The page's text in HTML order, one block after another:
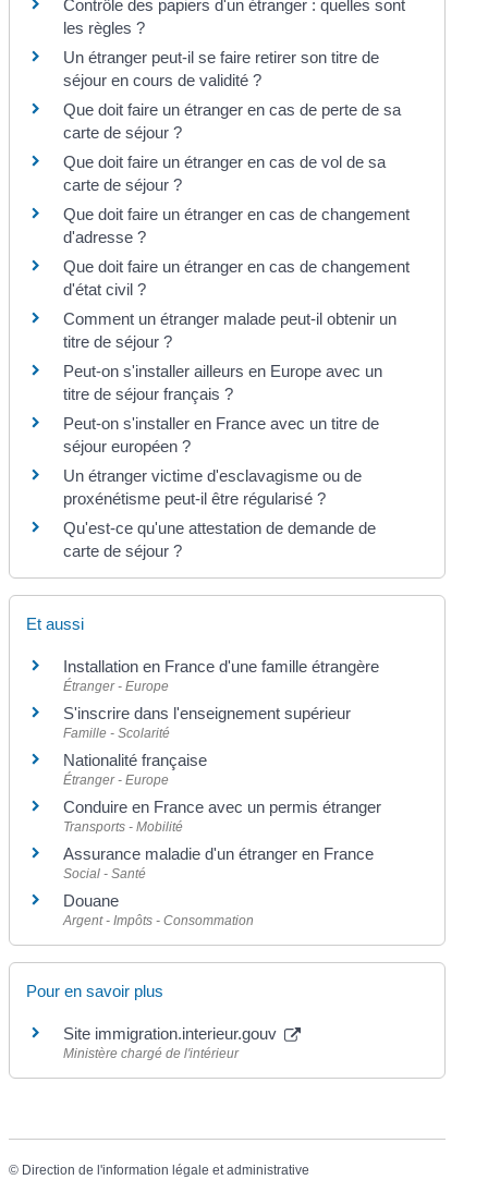
Contrôle des papiers d'un étranger : quelles sont
les règles ?
Un étranger peut-il se faire retirer son titre de
séjour en cours de validité ?
Que doit faire un étranger en cas de perte de sa
carte de séjour ?
Que doit faire un étranger en cas de vol de sa
carte de séjour ?
Que doit faire un étranger en cas de changement
d'adresse ?
Que doit faire un étranger en cas de changement
d'état civil ?
Comment un étranger malade peut-il obtenir un
titre de séjour ?
Peut-on s'installer ailleurs en Europe avec un
titre de séjour français ?
Peut-on s'installer en France avec un titre de
séjour européen ?
Un étranger victime d'esclavagisme ou de
proxénétisme peut-il être régularisé ?
Qu'est-ce qu'une attestation de demande de
carte de séjour ?
Et aussi
Installation en France d'une famille étrangère
Étranger - Europe
S'inscrire dans l'enseignement supérieur
Famille - Scolarité
Nationalité française
Étranger - Europe
Conduire en France avec un permis étranger
Transports - Mobilité
Assurance maladie d'un étranger en France
Social - Santé
Douane
Argent - Impôts - Consommation
Pour en savoir plus
Site immigration.interieur.gouv
Ministère chargé de l'intérieur
© Direction de l'information légale et administrative